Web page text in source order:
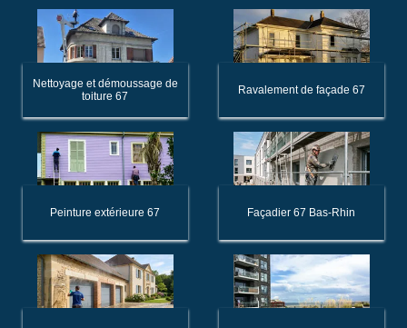
Nettoyage et démoussage de
toiture 67
Ravalement de façade 67
Peinture extérieure 67 Façadier 67 Bas-Rhin